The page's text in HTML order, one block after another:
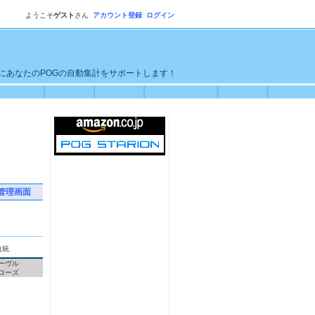
ようこそゲスト さん アカウント登録 ログイン
なたのPOGの自動集計をサポートします！
理画面
統
ヴル
ーズ